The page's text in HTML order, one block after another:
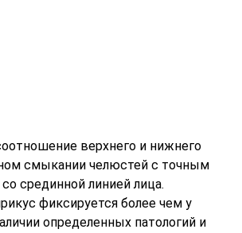
верхнего и нижнего
смыкании челюстей с точным
срединной линией лица.
фиксируется более чем у
определенных патологий и